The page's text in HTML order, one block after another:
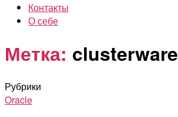
Контакты
О себе
Метка: clusterware
Рубрики
Oracle